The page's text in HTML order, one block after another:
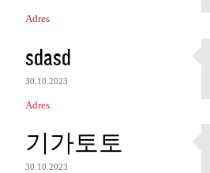
Adres
sdasd
30.10.2023
Adres
기가토토
30.10.2023